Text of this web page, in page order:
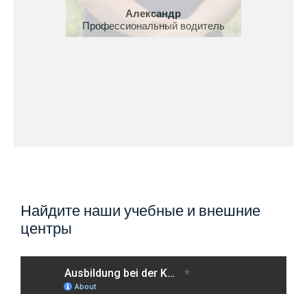
Александр
Профессиональный водитель
Найдите наши учебные и внешние
центры